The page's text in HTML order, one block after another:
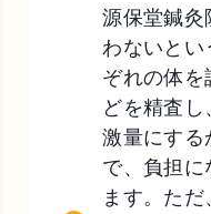
源保堂鍼灸
わないとい
ぞれの体を
どを精査し
激量にする
で、負担に
ます。た